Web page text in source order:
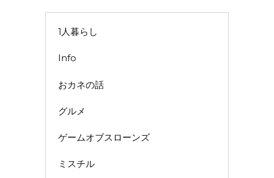
1人暮らし
Info
おカネの話
グルメ
ゲームオブスローンズ
ミスチル